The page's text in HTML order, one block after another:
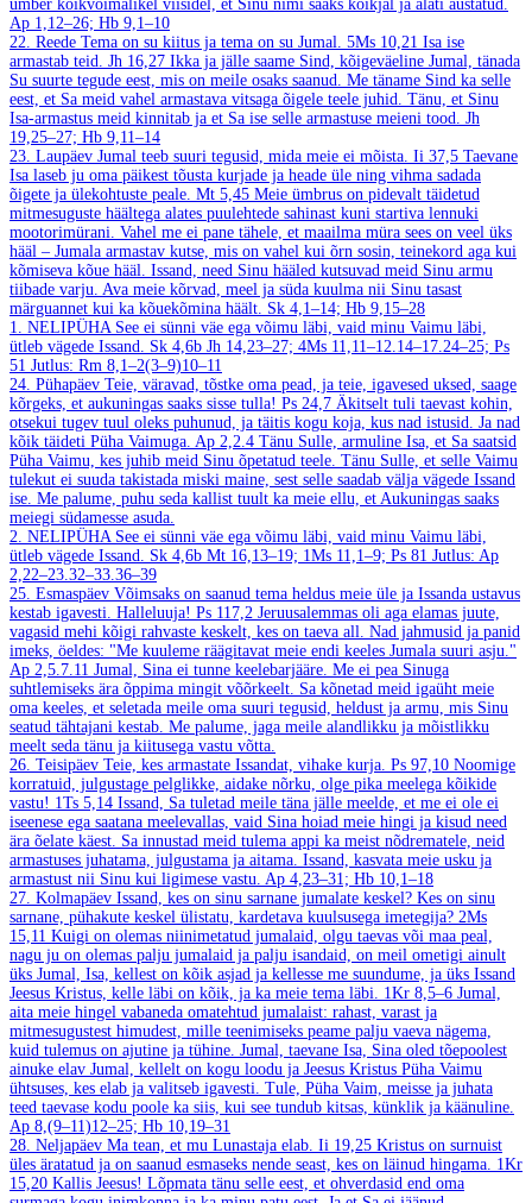
ümber kõikvõimalikel viisidel, et Sinu nimi saaks kõikjal ja alati austatud.
Ap 1,12–26; Hb 9,1–10
22. Reede Tema on su kiitus ja tema on su Jumal. 5Ms 10,21 Isa ise
armastab teid. Jh 16,27 Ikka ja jälle saame Sind, kõigeväeline Jumal, tänada
Su suurte tegude eest, mis on meile osaks saanud. Me täname Sind ka selle
eest, et Sa meid vahel armastava vitsaga õigele teele juhid. Tänu, et Sinu
Isa-armastus meid kinnitab ja et Sa ise selle armastuse meieni tood. Jh
19,25–27; Hb 9,11–14
23. Laupäev Jumal teeb suuri tegusid, mida meie ei mõista. Ii 37,5 Taevane
Isa laseb ju oma päikest tõusta kurjade ja heade üle ning vihma sadada
õigete ja ülekohtuste peale. Mt 5,45 Meie ümbrus on pidevalt täidetud
mitmesuguste häältega alates puulehtede sahinast kuni startiva lennuki
mootorimürani. Vahel me ei pane tähele, et maailma müra sees on veel üks
hääl – Jumala armastav kutse, mis on vahel kui õrn sosin, teinekord aga kui
kõmiseva kõue hääl. Issand, need Sinu hääled kutsuvad meid Sinu armu
tiibade varju. Ava meie kõrvad, meel ja süda kuulma nii Sinu tasast
märguannet kui ka kõuekõmina häält. Sk 4,1–14; Hb 9,15–28
1. NELIPÜHA See ei sünni väe ega võimu läbi, vaid minu Vaimu läbi,
ütleb vägede Issand. Sk 4,6b Jh 14,23–27; 4Ms 11,11–12.14–17.24–25; Ps
51 Jutlus: Rm 8,1–2(3–9)10–11
24. Pühapäev Teie, väravad, tõstke oma pead, ja teie, igavesed uksed, saage
kõrgeks, et aukuningas saaks sisse tulla! Ps 24,7 Äkitselt tuli taevast kohin,
otsekui tugev tuul oleks puhunud, ja täitis kogu koja, kus nad istusid. Ja nad
kõik täideti Püha Vaimuga. Ap 2,2.4 Tänu Sulle, armuline Isa, et Sa saatsid
Püha Vaimu, kes juhib meid Sinu õpetatud teele. Tänu Sulle, et selle Vaimu
tulekut ei suuda takistada miski maine, sest selle saadab välja vägede Issand
ise. Me palume, puhu seda kallist tuult ka meie ellu, et Aukuningas saaks
meiegi südamesse asuda.
2. NELIPÜHA See ei sünni väe ega võimu läbi, vaid minu Vaimu läbi,
ütleb vägede Issand. Sk 4,6b Mt 16,13–19; 1Ms 11,1–9; Ps 81 Jutlus: Ap
2,22–23.32–33.36–39
25. Esmaspäev Võimsaks on saanud tema heldus meie üle ja Issanda ustavus
kestab igavesti. Halleluuja! Ps 117,2 Jeruusalemmas oli aga elamas juute,
vagasid mehi kõigi rahvaste keskelt, kes on taeva all. Nad jahmusid ja panid
imeks, öeldes: "Me kuuleme räägitavat meie endi keeles Jumala suuri asju."
Ap 2,5.7.11 Jumal, Sina ei tunne keelebarjääre. Me ei pea Sinuga
suhtlemiseks ära õppima mingit võõrkeelt. Sa kõnetad meid igaüht meie
oma keeles, et seletada meile oma suuri tegusid, heldust ja armu, mis Sinu
seatud tähtajani kestab. Me palume, jaga meile alandlikku ja mõistlikku
meelt seda tänu ja kiitusega vastu võtta.
26. Teisipäev Teie, kes armastate Issandat, vihake kurja. Ps 97,10 Noomige
korratuid, julgustage pelglikke, aidake nõrku, olge pika meelega kõikide
vastu! 1Ts 5,14 Issand, Sa tuletad meile täna jälle meelde, et me ei ole ei
iseenese ega saatana meelevallas, vaid Sina hoiad meie hingi ja kisud need
ära õelate käest. Sa innustad meid tulema appi ka meist nõdrematele, neid
armastuses juhatama, julgustama ja aitama. Issand, kasvata meie usku ja
armastust nii Sinu kui ligimese vastu. Ap 4,23–31; Hb 10,1–18
27. Kolmapäev Issand, kes on sinu sarnane jumalate keskel? Kes on sinu
sarnane, pühakute keskel ülistatu, kardetava kuulsusega imetegija? 2Ms
15,11 Kuigi on olemas niinimetatud jumalaid, olgu taevas või maa peal,
nagu ju on olemas palju jumalaid ja palju isandaid, on meil ometigi ainult
üks Jumal, Isa, kellest on kõik asjad ja kellesse me suundume, ja üks Issand
Jeesus Kristus, kelle läbi on kõik, ja ka meie tema läbi. 1Kr 8,5–6 Jumal,
aita meie hingel vabaneda omatehtud jumalaist: rahast, varast ja
mitmesugustest himudest, mille teenimiseks peame palju vaeva nägema,
kuid tulemus on ajutine ja tühine. Jumal, taevane Isa, Sina oled tõepoolest
ainuke elav Jumal, kellelt on kogu loodu ja Jeesus Kristus Püha Vaimu
ühtsuses, kes elab ja valitseb igavesti. Tule, Püha Vaim, meisse ja juhata
teed taevase kodu poole ka siis, kui see tundub kitsas, künklik ja käänuline.
Ap 8,(9–11)12–25; Hb 10,19–31
28. Neljapäev Ma tean, et mu Lunastaja elab. Ii 19,25 Kristus on surnuist
üles äratatud ja on saanud esmaseks nende seast, kes on läinud hingama. 1Kr
15,20 Kallis Jeesus! Lõpmata tänu selle eest, et ohverdasid end oma